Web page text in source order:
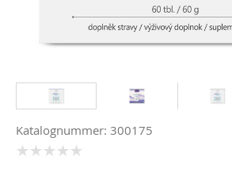
Katalognummer: 300175